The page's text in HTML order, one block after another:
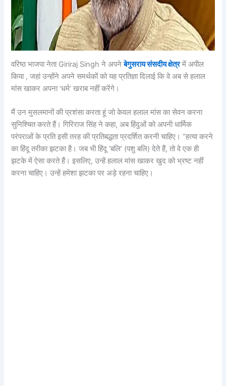
वरिष्ठ भाजपा नेता Giriraj Singh ने अपनेबेगुसराय संसदीय क्षेत्रमें अपील
किया , जहां उन्होंने अपने समर्थकों को यह प्रतिज्ञा दिलाई कि वे अब से हलाल
मांस खाकर अपना ‘धर्म’ खराब नहीं करेंगे।
मैं उन मुसलमानों की प्रशंसा करता हूं जो केवल हलाल मांस का सेवन करना
सुनिश्चित करते हैं। गिरिराज सिंह ने कहा, अब हिंदुओं को अपनी धार्मिक
परंपराओं के प्रति इसी तरह की प्रतिबद्धता प्रदर्शित करनी चाहिए। “हत्या करने
का हिंदू तरीका झटका है। जब भी हिंदू ‘बलि’ (पशु बलि) देते हैं, तो वे एक ही
झटके में ऐसा करते हैं। इसलिए, उन्हें हलाल मांस खाकर खुद को भ्रष्ट नहीं
करना चाहिए। उन्हें हमेशा झटका पर अड़े रहना चाहिए।